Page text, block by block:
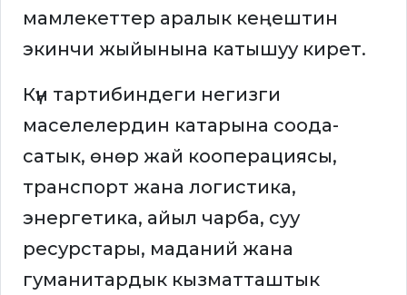
мамлекеттер аралык кеңештин
экинчи жыйынына катышуу кирет.
Күн тартибиндеги негизги
маселелердин катарына соода-
сатык, өнөр жай кооперациясы,
транспорт жана логистика,
энергетика, айыл чарба, суу
ресурстары, маданий жана
гуманитардык кызматташтык